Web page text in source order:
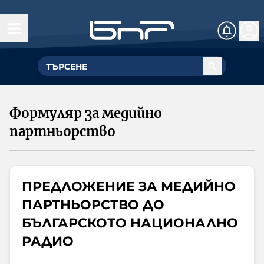
Начало
Управление
УПРАВИТЕЛЕН СЪВЕТ
Обществен съвет
Структурни звена
За омбудсмана на БНР
Как да подам сигнал
Документи
Събития
Музикална продукция и състави
Формуляр за медийно
партньорство
ПРЕДЛОЖЕНИЕ ЗА МЕДИЙНО
ПАРТНЬОРСТВО ДО
БЪЛГАРСКОТО НАЦИОНАЛНО
РАДИО